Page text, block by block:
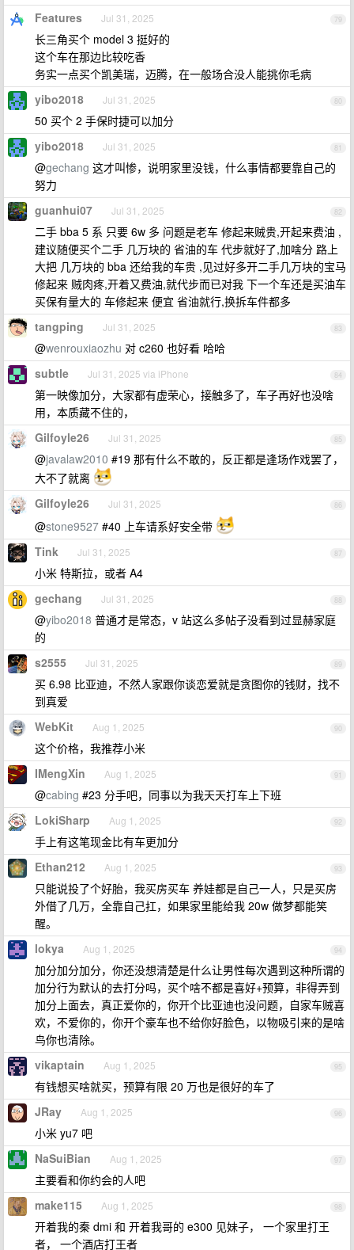
79
Features Jul 31, 2025
长三角买个 model 3 挺好的
这个车在那边比较吃香
务实一点买个凯美瑞，迈腾，在一般场合没人能挑你毛病
80
yibo2018 Jul 31, 2025
50 买个 2 手保时捷可以加分
81
yibo2018 Jul 31, 2025
@gechang 这才叫惨，说明家里没钱，什么事情都要靠自己的
努力
82
guanhui07 Jul 31, 2025
二手 bba 5 系 只要 6w 多 问题是老车 修起来贼贵,开起来费油 ,
建议随便买个二手 几万块的 省油的车 代步就好了,加啥分 路上
大把 几万块的 bba 还给我的车贵 ,见过好多开二手几万块的宝马
修起来 贼肉疼,开着又费油,就代步而已对我 下一个车还是买油车
买保有量大的 车修起来 便宜 省油就行,换拆车件都多
83
tangping Jul 31, 2025
@wenrouxiaozhu 对 c260 也好看 哈哈
84
subtle Jul 31, 2025 via iPhone
第一映像加分，大家都有虚荣心，接触多了，车子再好也没啥
用，本质藏不住的，
85
Gilfoyle26 Jul 31, 2025
@javalaw2010 #19 那有什么不敢的，反正都是逢场作戏罢了，
大不了就离
86
Gilfoyle26 Jul 31, 2025
@stone9527 #40 上车请系好安全带
87
Tink Jul 31, 2025
小米 特斯拉，或者 A4
88
gechang Jul 31, 2025
@yibo2018 普通才是常态，v 站这么多帖子没看到过显赫家庭
的
89
s2555 Jul 31, 2025
买 6.98 比亚迪，不然人家跟你谈恋爱就是贪图你的钱财，找不
到真爱
90
WebKit Aug 1, 2025
这个价格，我推荐小米
91
IMengXin Aug 1, 2025
@cabing #23 分手吧，同事以为我天天打车上下班
92
LokiSharp Aug 1, 2025
手上有这笔现金比有车更加分
93
Ethan212 Aug 1, 2025
只能说投了个好胎，我买房买车 养娃都是自己一人，只是买房
外借了几万，全靠自己扛，如果家里能给我 20w 做梦都能笑
醒。
94
lokya Aug 1, 2025
加分加分加分，你还没想清楚是什么让男性每次遇到这种所谓的
加分行为默认的去打分吗，买个啥不都是喜好+预算，非得弄到
加分上面去，真正爱你的，你开个比亚迪也没问题，自家车贼喜
欢，不爱你的，你开个豪车也不给你好脸色，以物吸引来的是啥
鸟你也清除。
95
vikaptain Aug 1, 2025
有钱想买啥就买，预算有限 20 万也是很好的车了
96
JRay Aug 1, 2025
小米 yu7 吧
97
NaSuiBian Aug 1, 2025
主要看和你约会的人吧
98
make115 Aug 1, 2025
开着我的秦 dmi 和 开着我哥的 e300 见妹子， 一个家里打王
者， 一个酒店打王者